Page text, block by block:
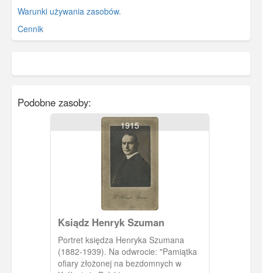
Warunki używania zasobów.
Cennik
Podobne zasoby:
1915
Ksiądz Henryk Szuman
Portret księdza Henryka Szumana
(1882-1939). Na odwrocie: "Pamiątka
ofiary złożonej na bezdomnych w